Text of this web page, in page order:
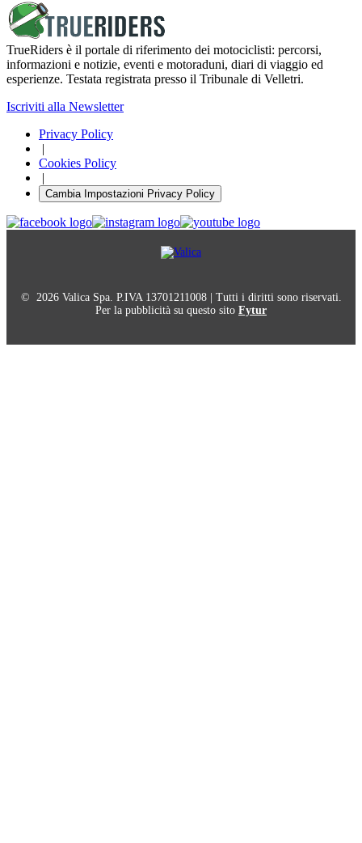
TrueRiders è il portale di riferimento dei motociclisti: percorsi,
informazioni e notizie, eventi e motoraduni, diari di viaggio ed
esperienze. Testata registrata presso il Tribunale di Velletri.
Iscriviti alla Newsletter
Privacy Policy
Cookies Policy
Cambia Impostazioni Privacy Policy
© 2026 Valica Spa. P.IVA 13701211008 | Tutti i diritti sono riservati.
Per la pubblicità su questo sito Fytur